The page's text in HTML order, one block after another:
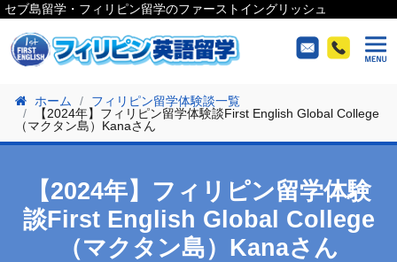
セブ島留学・フィリピン留学のファーストイングリッシュ
ホーム
フィリピン留学体験談一覧
【2024年】フィリピン留学体験談First English Global College
（マクタン島）Kanaさん
【2024年】フィリピン留学体験
談First English Global College
（マクタン島）Kanaさん